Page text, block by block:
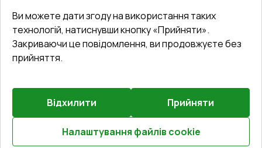
©2026 Всі права захищені.
Сайт створено на платформіVitrager.com.
Повідомити про проблему?
Ви можете дати згоду на використання таких
технологій, натиснувши кнопку «Прийняти».
Закриваючи це повідомлення, ви продовжуєте без
прийняття.
Відхилити Прийняти
Налаштування файлів cookie